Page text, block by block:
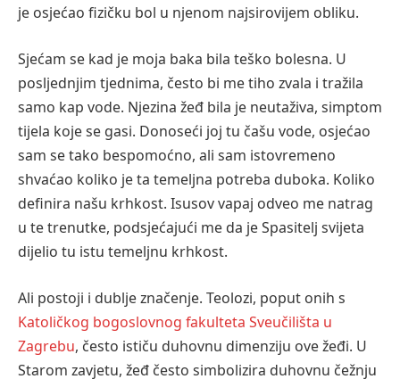
je osjećao fizičku bol u njenom najsirovijem obliku.
Sjećam se kad je moja baka bila teško bolesna. U
posljednjim tjednima, često bi me tiho zvala i tražila
samo kap vode. Njezina žeđ bila je neutaživa, simptom
tijela koje se gasi. Donoseći joj tu čašu vode, osjećao
sam se tako bespomoćno, ali sam istovremeno
shvaćao koliko je ta temeljna potreba duboka. Koliko
definira našu krhkost. Isusov vapaj odveo me natrag
u te trenutke, podsjećajući me da je Spasitelj svijeta
dijelio tu istu temeljnu krhkost.
Ali postoji i dublje značenje. Teolozi, poput onih s
Katoličkog bogoslovnog fakulteta Sveučilišta u
Zagrebu, često ističu duhovnu dimenziju ove žeđi. U
Starom zavjetu, žeđ često simbolizira duhovnu čežnju